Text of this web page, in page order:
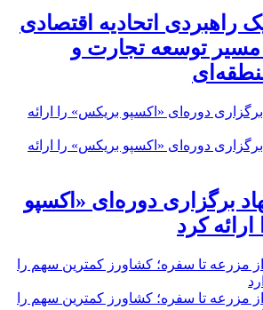
راهبردی اتحادیه اقتصادی
مسیر توسعه تجارت و
برگزاری دوره‌ای «اکسپو
کرد